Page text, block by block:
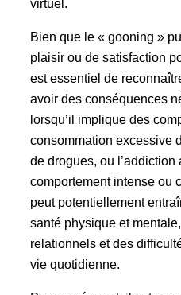
virtuel.
Bien que le « gooning »
plaisir ou de satisfaction
est essentiel de
avoir des conséquences
lorsqu’il implique des
consommation excessive
de drogues, ou l’addiction
comportement intense ou
peut potentiellement
santé physique et
relationnels et des
vie quotidienne.